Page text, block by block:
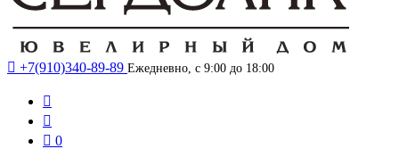
 +7(910)340-89-89 Ежедневно, с 9:00 до 18:00


 0